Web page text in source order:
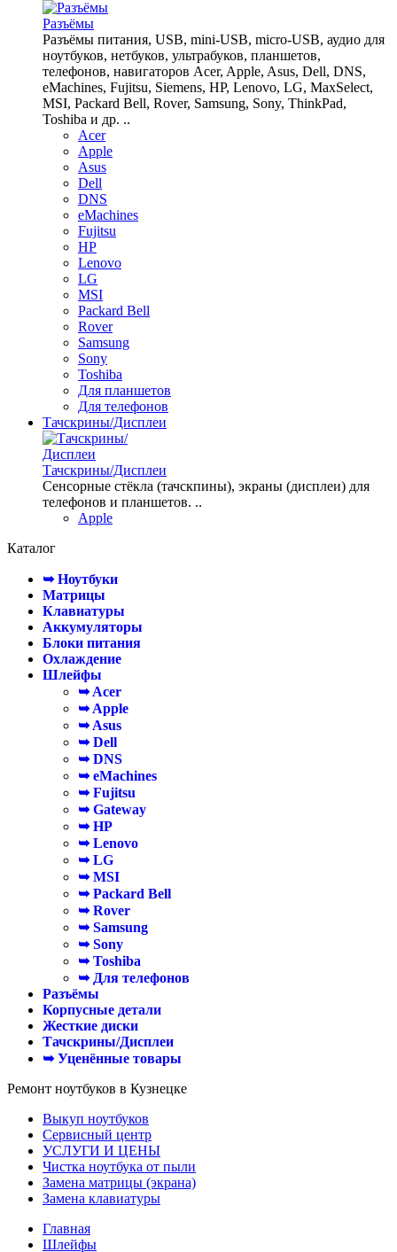
Разъёмы
Разъёмы питания, USB, mini-USB, micro-USB, аудио для
ноутбуков, нетбуков, ультрабуков, планшетов,
телефонов, навигаторов Acer, Apple, Asus, Dell, DNS,
eMachines, Fujitsu, Siemens, HP, Lenovo, LG, MaxSelect,
MSI, Packard Bell, Rover, Samsung, Sony, ThinkPad,
Toshiba и др. ..
Acer
Apple
Asus
Dell
DNS
eMachines
Fujitsu
HP
Lenovo
LG
MSI
Packard Bell
Rover
Samsung
Sony
Toshiba
Для планшетов
Для телефонов
Тачскрины/Дисплеи
Тачскрины/Дисплеи
Сенсорные стёкла (тачскпины), экраны (дисплеи) для
телефонов и планшетов. ..
Apple
Каталог
➥ Ноутбуки
Матрицы
Клавиатуры
Аккумуляторы
Блоки питания
Охлаждение
Шлейфы
➥ Acer
➥ Apple
➥ Asus
➥ Dell
➥ DNS
➥ eMachines
➥ Fujitsu
➥ Gateway
➥ HP
➥ Lenovo
➥ LG
➥ MSI
➥ Packard Bell
➥ Rover
➥ Samsung
➥ Sony
➥ Toshiba
➥ Для телефонов
Разъёмы
Корпусные детали
Жесткие диски
Тачскрины/Дисплеи
➥ Уценённые товары
Ремонт ноутбуков в Кузнецке
Выкуп ноутбуков
Сервисный центр
УСЛУГИ И ЦЕНЫ
Чистка ноутбука от пыли
Замена матрицы (экрана)
Замена клавиатуры
Главная
Шлейфы